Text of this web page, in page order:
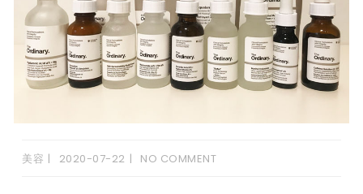
美容 2020-07-22 NO COMMENT